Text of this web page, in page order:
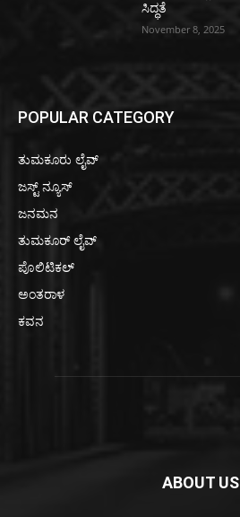
ಸಿದ್ಧತೆ
November 8, 2025
POPULAR CATEGORY
ತುಮಕೂರು ಲೈವ್
ಜಸ್ಟ್ ನ್ಯೂಸ್
ಜನಮನ
ತುಮಕೂರ್ ಲೈವ್
ಪೊಲಿಟಿಕಲ್
ಅಂತರಾಳ
ಕವನ
ABOUT US